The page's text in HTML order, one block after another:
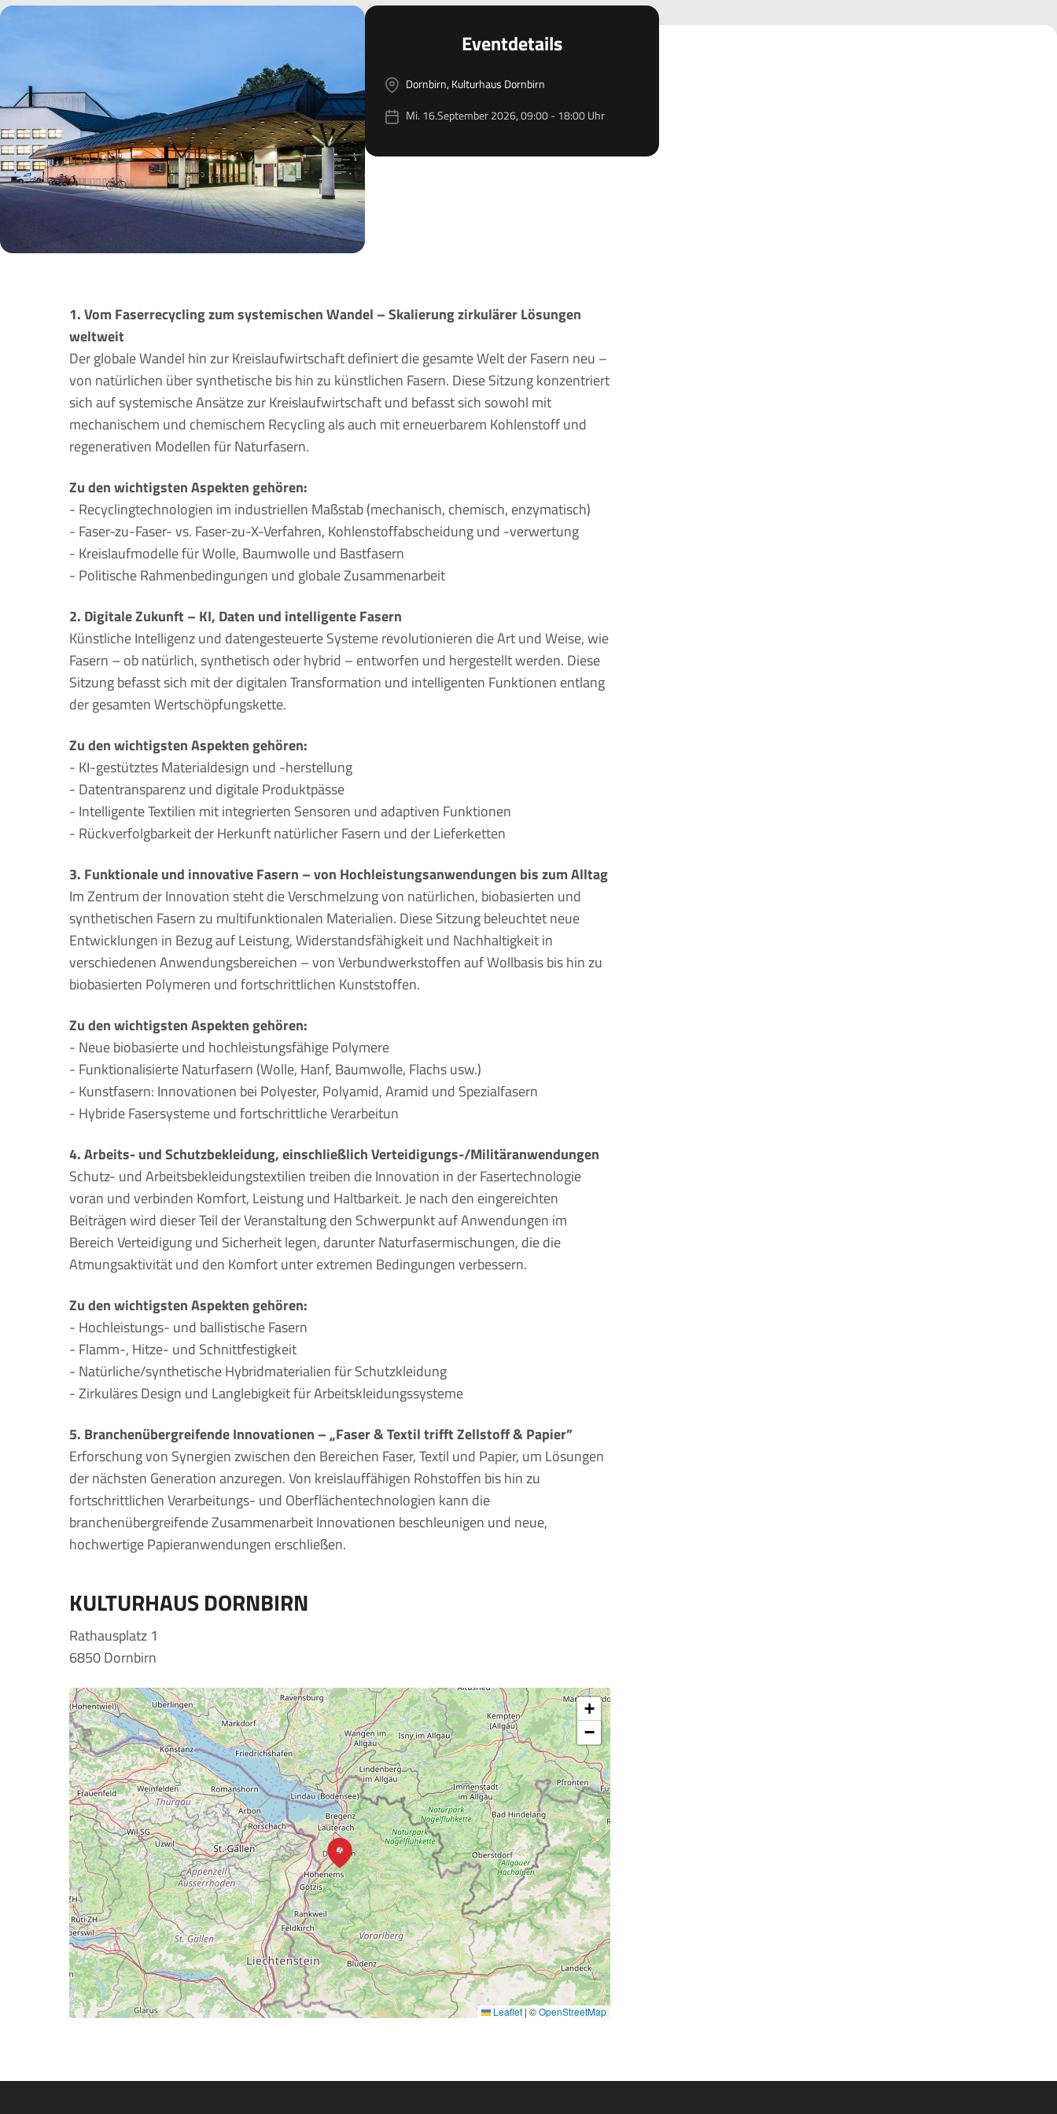
Eventdetails
Dornbirn, Kulturhaus Dornbirn
Mi. 16.September 2026, 09:00 - 18:00 Uhr
1. Vom Faserrecycling zum systemischen Wandel – Skalierung zirkulärer Lösungen
weltweit
Der globale Wandel hin zur Kreislaufwirtschaft definiert die gesamte Welt der Fasern neu –
von natürlichen über synthetische bis hin zu künstlichen Fasern. Diese Sitzung konzentriert
sich auf systemische Ansätze zur Kreislaufwirtschaft und befasst sich sowohl mit
mechanischem und chemischem Recycling als auch mit erneuerbarem Kohlenstoff und
regenerativen Modellen für Naturfasern.
Zu den wichtigsten Aspekten gehören:
- Recyclingtechnologien im industriellen Maßstab (mechanisch, chemisch, enzymatisch)
- Faser-zu-Faser- vs. Faser-zu-X-Verfahren, Kohlenstoffabscheidung und -verwertung
- Kreislaufmodelle für Wolle, Baumwolle und Bastfasern
- Politische Rahmenbedingungen und globale Zusammenarbeit
2. Digitale Zukunft – KI, Daten und intelligente Fasern
Künstliche Intelligenz und datengesteuerte Systeme revolutionieren die Art und Weise, wie
Fasern – ob natürlich, synthetisch oder hybrid – entworfen und hergestellt werden. Diese
Sitzung befasst sich mit der digitalen Transformation und intelligenten Funktionen entlang
der gesamten Wertschöpfungskette.
Zu den wichtigsten Aspekten gehören:
- KI-gestütztes Materialdesign und -herstellung
- Datentransparenz und digitale Produktpässe
- Intelligente Textilien mit integrierten Sensoren und adaptiven Funktionen
- Rückverfolgbarkeit der Herkunft natürlicher Fasern und der Lieferketten
3. Funktionale und innovative Fasern – von Hochleistungsanwendungen bis zum Alltag
Im Zentrum der Innovation steht die Verschmelzung von natürlichen, biobasierten und
synthetischen Fasern zu multifunktionalen Materialien. Diese Sitzung beleuchtet neue
Entwicklungen in Bezug auf Leistung, Widerstandsfähigkeit und Nachhaltigkeit in
verschiedenen Anwendungsbereichen – von Verbundwerkstoffen auf Wollbasis bis hin zu
biobasierten Polymeren und fortschrittlichen Kunststoffen.
Zu den wichtigsten Aspekten gehören:
- Neue biobasierte und hochleistungsfähige Polymere
- Funktionalisierte Naturfasern (Wolle, Hanf, Baumwolle, Flachs usw.)
- Kunstfasern: Innovationen bei Polyester, Polyamid, Aramid und Spezialfasern
- Hybride Fasersysteme und fortschrittliche Verarbeitun
4. Arbeits- und Schutzbekleidung, einschließlich Verteidigungs-/Militäranwendungen
Schutz- und Arbeitsbekleidungstextilien treiben die Innovation in der Fasertechnologie
voran und verbinden Komfort, Leistung und Haltbarkeit. Je nach den eingereichten
Beiträgen wird dieser Teil der Veranstaltung den Schwerpunkt auf Anwendungen im
Bereich Verteidigung und Sicherheit legen, darunter Naturfasermischungen, die die
Atmungsaktivität und den Komfort unter extremen Bedingungen verbessern.
Zu den wichtigsten Aspekten gehören:
- Hochleistungs- und ballistische Fasern
- Flamm-, Hitze- und Schnittfestigkeit
- Natürliche/synthetische Hybridmaterialien für Schutzkleidung
- Zirkuläres Design und Langlebigkeit für Arbeitskleidungssysteme
5. Branchenübergreifende Innovationen – „Faser & Textil trifft Zellstoff & Papier”
Erforschung von Synergien zwischen den Bereichen Faser, Textil und Papier, um Lösungen
der nächsten Generation anzuregen. Von kreislauffähigen Rohstoffen bis hin zu
fortschrittlichen Verarbeitungs- und Oberflächentechnologien kann die
branchenübergreifende Zusammenarbeit Innovationen beschleunigen und neue,
hochwertige Papieranwendungen erschließen.
KULTURHAUS DORNBIRN
Rathausplatz 1
6850 Dornbirn
+
−
Leaflet | ©OpenStreetMap